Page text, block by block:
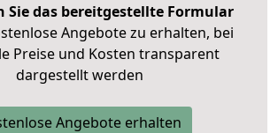
Sie das bereitgestellte Formular
Angebote zu erhalten, bei
Preise und Kosten transparent
dargestellt werden
Angebote erhalten